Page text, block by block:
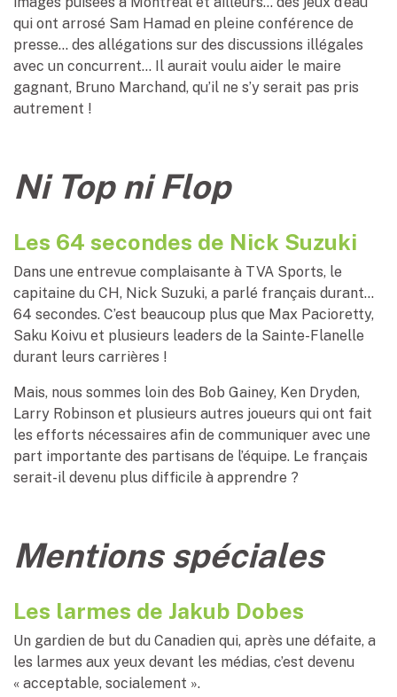
qui ont arrosé Sam Hamad en pleine conférence de
presse… des allégations sur des discussions illégales
avec un concurrent… Il aurait voulu aider le maire
gagnant, Bruno Marchand, qu’il ne s’y serait pas pris
autrement !
Ni Top ni Flop
Les 64 secondes de Nick Suzuki
Dans une entrevue complaisante à TVA Sports, le
capitaine du CH, Nick Suzuki, a parlé français durant…
64 secondes. C’est beaucoup plus que Max Pacioretty,
Saku Koivu et plusieurs leaders de la Sainte-Flanelle
durant leurs carrières !
Mais, nous sommes loin des Bob Gainey, Ken Dryden,
Larry Robinson et plusieurs autres joueurs qui ont fait
les efforts nécessaires afin de communiquer avec une
part importante des partisans de l’équipe. Le français
serait-il devenu plus difficile à apprendre ?
Mentions spéciales
Les larmes de Jakub Dobes
Un gardien de but du Canadien qui, après une défaite, a
les larmes aux yeux devant les médias, c’est devenu
« acceptable, socialement ».